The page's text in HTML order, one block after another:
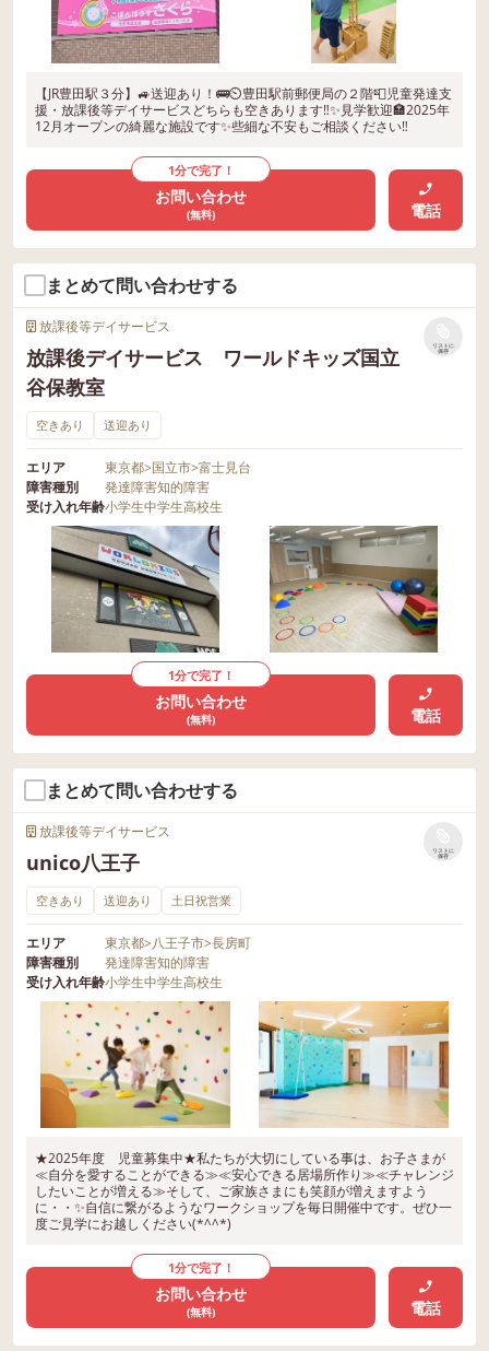
【JR豊田駅３分】🚙送迎あり！🚌⏲豊田駅前郵便局の２階📮児童発達支
援・放課後等デイサービスどちらも空きあります‼️✨見学歓迎🏣2025年
12月オープンの綺麗な施設です✨些細な不安もご相談ください‼️
1分で完了！
お問い合わせ
(無料) 電話
まとめて問い合わせする
放課後等デイサービス
放課後デイサービス ワールドキッズ国立
谷保教室
リストに
保存
空きあり 送迎あり
エリア 東京都>国立市>富士見台
障害種別
発達障害知的障害
受け入れ年齢小学生中学生高校生
1分で完了！
お問い合わせ
(無料) 電話
まとめて問い合わせする
放課後等デイサービス
unico八王子
リストに
保存
空きあり 送迎あり 土日祝営業
エリア 東京都>八王子市>長房町
障害種別
発達障害知的障害
受け入れ年齢小学生中学生高校生
★2025年度 児童募集中★私たちが大切にしている事は、お子さまが
≪自分を愛することができる≫≪安心できる居場所作り≫≪チャレンジ
したいことが増える≫そして、ご家族さまにも笑顔が増えますよう
に・・✨自信に繋がるようなワークショップを毎日開催中です。ぜひ一
度ご見学にお越しください(*^^*)
1分で完了！
お問い合わせ
(無料) 電話